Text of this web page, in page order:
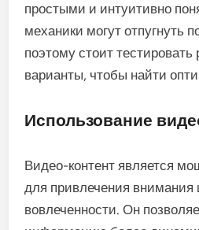
простыми и интуитивно
механики могут отпугнуть
поэтому стоит
варианты, чтобы найти
Использование
Видео-контент является
для привлечения
вовлеченности. Он